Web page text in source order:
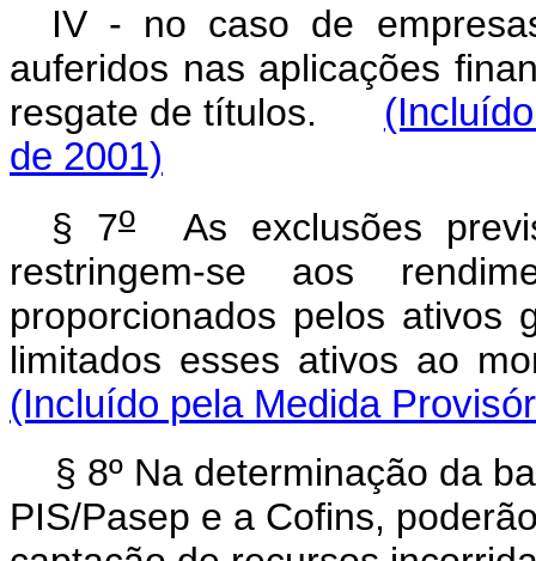
IV - no caso de
auferidos nas aplicações
resgate de títulos.
de 2001)
§ 7oAs exclusões
restringem-se aos
proporcionados pelos ativos
limitados esses ativos ao
(Incluído pela Medida
§ 8º Na determinação da
PIS/Pasep e a Cofins,